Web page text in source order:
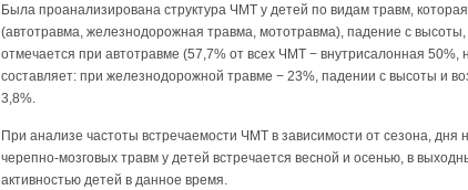
Была проанализирована структура ЧМТ у детей по видам травм,
(автотравма, железнодорожная травма, мототравма), падение с
отмечается при автотравме (57,7% от всех ЧМТ − внутрисалонная
составляет: при железнодорожной травме − 23%, падении с высоты и
3,8%.
При анализе частоты встречаемости ЧМТ в зависимости от сезона,
черепно-мозговых травм у детей встречается весной и осенью, в
активностью детей в данное время.